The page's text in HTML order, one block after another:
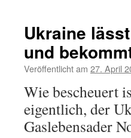
Ukraine
und
Veröffentlicht am 27. April
Wie bescheuert
eigentlich, der
Gaslebensader